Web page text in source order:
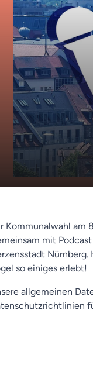
Kommunalwahl am
mit
so einiges erlebt!
allgemeinen